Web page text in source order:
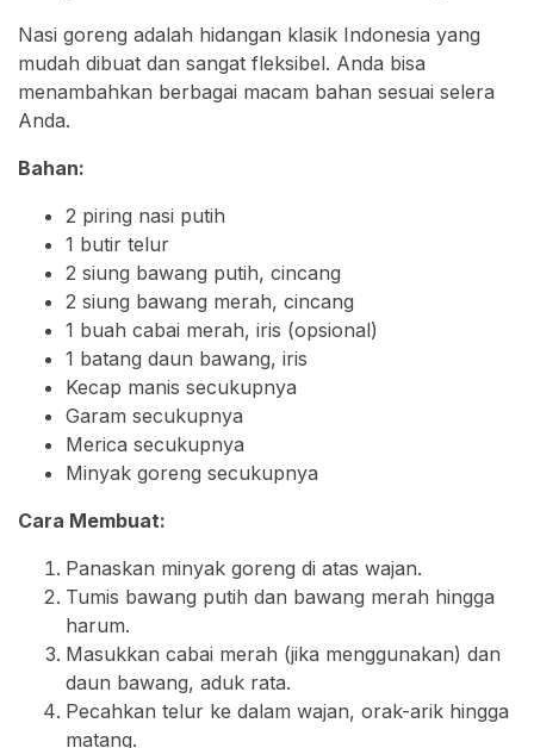
Nasi goreng adalah hidangan klasik Indonesia yang
mudah dibuat dan sangat fleksibel. Anda bisa
menambahkan berbagai macam bahan sesuai selera
Anda.
Bahan:
2 piring nasi putih
1 butir telur
2 siung bawang putih, cincang
2 siung bawang merah, cincang
1 buah cabai merah, iris (opsional)
1 batang daun bawang, iris
Kecap manis secukupnya
Garam secukupnya
Merica secukupnya
Minyak goreng secukupnya
Cara Membuat:
Panaskan minyak goreng di atas wajan.
Tumis bawang putih dan bawang merah hingga
harum.
Masukkan cabai merah (jika menggunakan) dan
daun bawang, aduk rata.
Pecahkan telur ke dalam wajan, orak-arik hingga
matang.